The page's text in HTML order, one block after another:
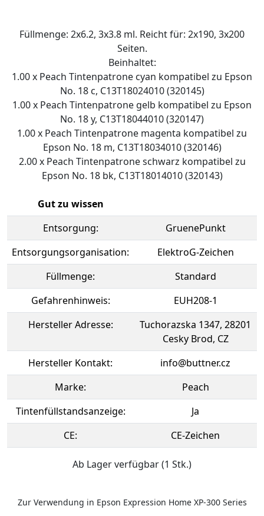
Füllmenge: 2x6.2, 3x3.8 ml. Reicht für: 2x190, 3x200
Seiten.
Beinhaltet:
1.00 x Peach Tintenpatrone cyan kompatibel zu Epson
No. 18 c, C13T18024010 (320145)
1.00 x Peach Tintenpatrone gelb kompatibel zu Epson
No. 18 y, C13T18044010 (320147)
1.00 x Peach Tintenpatrone magenta kompatibel zu
Epson No. 18 m, C13T18034010 (320146)
2.00 x Peach Tintenpatrone schwarz kompatibel zu
Epson No. 18 bk, C13T18014010 (320143)
Gut zu wissen
Entsorgung:
GruenePunkt
Entsorgungsorganisation:
ElektroG-Zeichen
Füllmenge:
Standard
Gefahrenhinweis:
EUH208-1
Hersteller Adresse:
Tuchorazska 1347, 28201
Cesky Brod, CZ
Hersteller Kontakt:
info@buttner.cz
Marke:
Peach
Tintenfüllstandsanzeige:
Ja
CE:
CE-Zeichen
Ab Lager verfügbar (1 Stk.)
Zur Verwendung in Epson Expression Home XP-300 Series